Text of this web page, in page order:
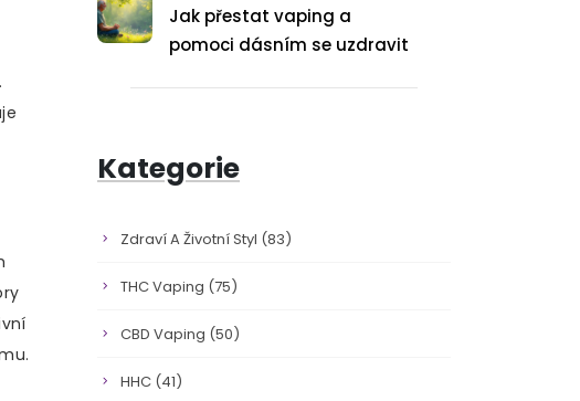
Jak přestat vaping a
pomoci dásním se uzdravit
Kategorie
Zdraví A Životní Styl (83)
THC Vaping (75)
CBD Vaping (50)
HHC (41)